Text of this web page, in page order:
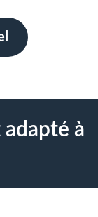
adapté à